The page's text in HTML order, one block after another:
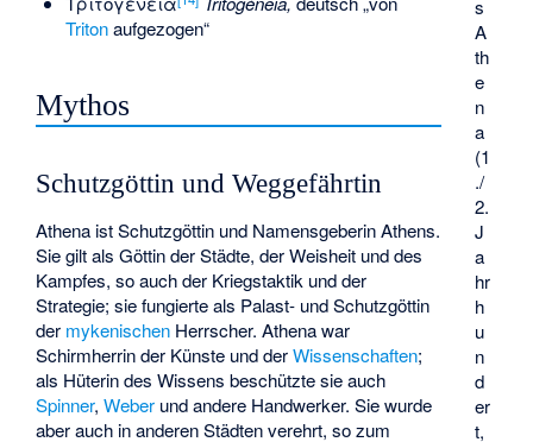
s
A
th
e
n
a
(1
./
2.
J
a
hr
h
u
n
d
er
t,
Tritonaufgezogen“
Mythos
Schutzgöttin und Weggefährtin
Athena ist Schutzgöttin und Namensgeberin Athens.
Sie gilt als Göttin der Städte, der Weisheit und des
Kampfes, so auch der Kriegstaktik und der
Strategie; sie fungierte als Palast- und Schutzgöttin
der mykenischen Herrscher. Athena war
Schirmherrin der Künste und derWissenschaften;
als Hüterin des Wissens beschützte sie auch
Spinner,Weber und andere Handwerker. Sie wurde
aber auch in anderen Städten verehrt, so zum